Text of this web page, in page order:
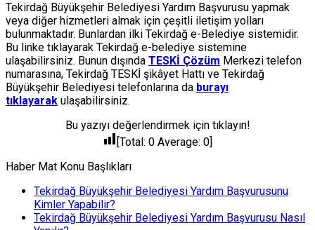
Tekirdağ Büyükşehir Belediyesi Yardım Başvurusu yapmak
veya diğer hizmetleri almak için çeşitli iletişim yolları
bulunmaktadır. Bunlardan ilki Tekirdağ e-Belediye sistemidir.
Bu linke tıklayarak Tekirdağ e-belediye sistemine
ulaşabilirsiniz. Bunun dışında TESKİ Çözüm Merkezi telefon
numarasına, Tekirdağ TESKİ şikâyet Hattı ve Tekirdağ
Büyükşehir Belediyesi telefonlarına da burayı
tıklayarak ulaşabilirsiniz.
Bu yazıyı değerlendirmek için tıklayın!
[Total: 0 Average: 0]
Haber Mat Konu Başlıkları
Tekirdağ Büyükşehir Belediyesi Yardım Başvurusunu
Kimler Yapabilir?
Tekirdağ Büyükşehir Belediyesi Yardım Başvurusu Nasıl